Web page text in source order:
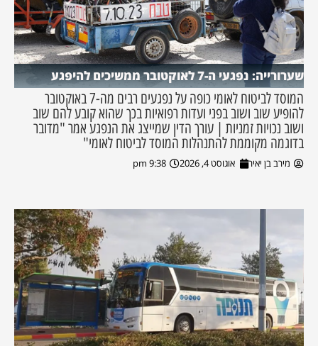
שערורייה: נפגעי ה-7 לאוקטובר ממשיכים להיפגע
המוסד לביטוח לאומי כופה על נפגעים רבים מה-7 באוקטובר
להופיע שוב ושוב בפני ועדות רפואיות בכך שהוא קובע להם שוב
ושוב נכויות זמניות | עורך הדין שמייצג את הנפגע אמר "מדובר
בדוגמה מקוממת להתנהלות המוסד לביטוח לאומי"
מירב בן יאיר אוגוסט 4, 2026 9:38 pm